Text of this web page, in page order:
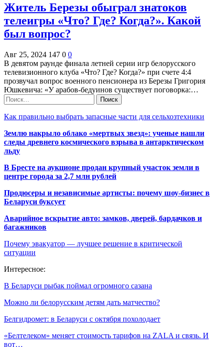
Житель Березы обыграл знатоков
телеигры «Что? Где? Когда?». Какой
был вопрос?
Авг 25, 2024 147 0 0
В девятом раунде финала летней серии игр белорусского
телевизионного клуба «Что? Где? Когда?» при счете 4:4
прозвучал вопрос военного пенсионера из Березы Григория
Юшкевича: «У арабов-бедуинов существует поговорка:…
Как правильно выбрать запасные части для сельхозтехники
Землю накрыло облако «мертвых звезд»: ученые нашли
следы древнего космического взрыва в антарктическом
льду
В Бресте на аукционе продан крупный участок земли в
центре города за 2,7 млн рублей
Продюсеры и независимые артисты: почему шоу-бизнес в
Беларуси буксует
Аварийное вскрытие авто: замков, дверей, бардачков и
багажников
Почему эвакуатор — лучшее решение в критической
ситуации
Интересное:
В Беларуси рыбак поймал огромного сазана
Можно ли белорусским детям дать матчество?
Белгидромет: в Беларуси с октября похолодает
«Белтелеком» меняет стоимость тарифов на ZALA и связь. И
вот…